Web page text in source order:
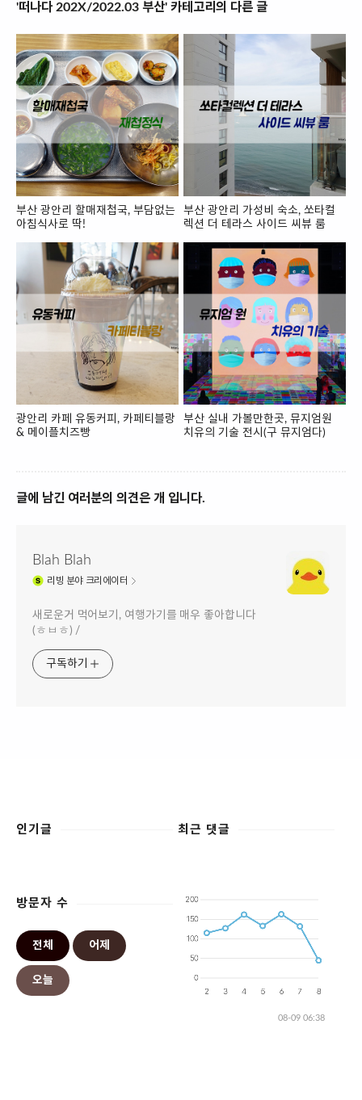
'떠나다 202X/2022.03 부산' 카테고리의 다른 글
부산 광안리 할매재첩국, 부담없는
아침식사로 딱!
부산 광안리 가성비 숙소, 쏘타컬
렉션 더 테라스 사이드 씨뷰 룸
광안리 카페 유동커피, 카페티블랑
& 메이플치즈빵
부산 실내 가볼만한곳, 뮤지엄원
치유의 기술 전시(구 뮤지엄다)
글에 남긴 여러분의 의견은 개 입니다.
Blah Blah
리빙 분야 크리에이터
새로운거 먹어보기, 여행가기를 매우 좋아합니다
(ㅎㅂㅎ) /
구독하기
인기글 최근 댓글
방문자 수
전체 어제
오늘
08-09 06:38